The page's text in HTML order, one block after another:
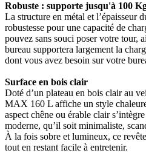
Robuste : supporte jusqu'à 100
La structure en métal et l’épaisseur
robustesse pour une capacité de
pouvez sans souci poser votre tour,
bureau supportera largement la
dont vous avez besoin sur votre
Surface en bois clair
Doté d’un plateau en bois clair au
MAX 160 L affiche un style
aspect chêne ou érable clair
moderne, qu’il soit minimaliste,
À la fois sobre et lumineux, ce
tout en restant facile à entretenir.